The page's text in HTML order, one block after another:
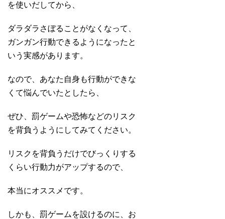
を使いだしてから、
ダラダラさぼることがなくなって、
ガンガン行動できるようになったと
いう実感があります。
なので、あなた自身も行動ができな
くて悩んでいたとしたら、
ぜひ、罰ゲームや恐怖などのリスク
を背負うようにしてみてください。
リスクを背負うだけでびっくりする
くらい行動力がアップするので、
本当にオススメです。
しかも、罰ゲームを設けるのに、お